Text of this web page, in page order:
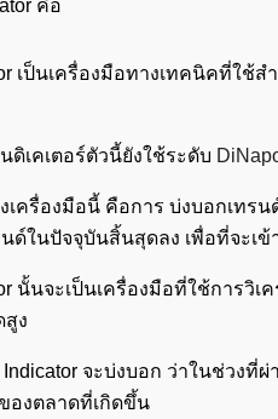
เป็นเครื่องมือทางเทคนิคที่ใช้
เคเตอร์ตัวนี้ยังใช้ระดับ
เครื่องมือนี้ คือการ บ่งบอกเทร
นด์ในปัจจุบันสิ้นสุดลง เพื่อที่จะเข้
นั้นจะเป็นเครื่องมือที่ใช้การวิ
สูง
จะบ่งบอก ว่าในช่วงที่
องตลาดที่เกิดขึ้น